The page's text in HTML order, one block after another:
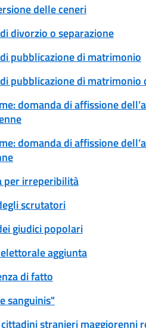
delle ceneri
divorzio o separazione
pubblicazione di matrimonio
pubblicazione di matrimonio
domanda di affissione
domanda di affissione
per irreperibilità
scrutatori
giudici popolari
aggiunta
di fatto
sanguinis"
stranieri maggiorenni